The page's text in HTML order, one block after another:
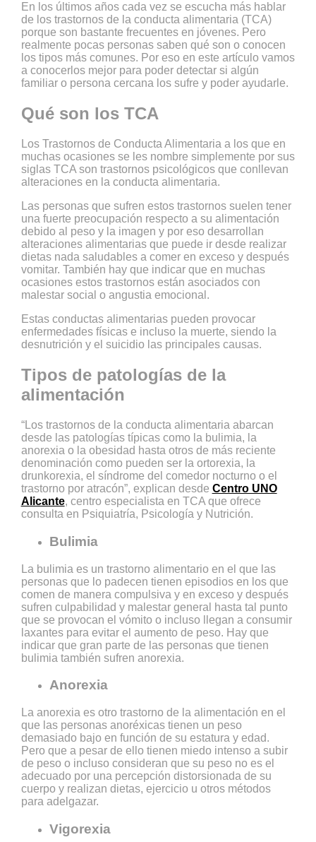
En los últimos años cada vez se escucha más hablar
de los trastornos de la conducta alimentaria (TCA)
porque son bastante frecuentes en jóvenes. Pero
realmente pocas personas saben qué son o conocen
los tipos más comunes. Por eso en este artículo vamos
a conocerlos mejor para poder detectar si algún
familiar o persona cercana los sufre y poder ayudarle.
Qué son los TCA
Los Trastornos de Conducta Alimentaria a los que en
muchas ocasiones se les nombre simplemente por sus
siglas TCA son trastornos psicológicos que conllevan
alteraciones en la conducta alimentaria.
Las personas que sufren estos trastornos suelen tener
una fuerte preocupación respecto a su alimentación
debido al peso y la imagen y por eso desarrollan
alteraciones alimentarias que puede ir desde realizar
dietas nada saludables a comer en exceso y después
vomitar. También hay que indicar que en muchas
ocasiones estos trastornos están asociados con
malestar social o angustia emocional.
Estas conductas alimentarias pueden provocar
enfermedades físicas e incluso la muerte, siendo la
desnutrición y el suicidio las principales causas.
Tipos de patologías de la
alimentación
“Los trastornos de la conducta alimentaria abarcan
desde las patologías típicas como la bulimia, la
anorexia o la obesidad hasta otros de más reciente
denominación como pueden ser la ortorexia, la
drunkorexia, el síndrome del comedor nocturno o el
trastorno por atracón”, explican desde Centro UNO
Alicante, centro especialista en TCA que ofrece
consulta en Psiquiatría, Psicología y Nutrición.
Bulimia
La bulimia es un trastorno alimentario en el que las
personas que lo padecen tienen episodios en los que
comen de manera compulsiva y en exceso y después
sufren culpabilidad y malestar general hasta tal punto
que se provocan el vómito o incluso llegan a consumir
laxantes para evitar el aumento de peso. Hay que
indicar que gran parte de las personas que tienen
bulimia también sufren anorexia.
Anorexia
La anorexia es otro trastorno de la alimentación en el
que las personas anoréxicas tienen un peso
demasiado bajo en función de su estatura y edad.
Pero que a pesar de ello tienen miedo intenso a subir
de peso o incluso consideran que su peso no es el
adecuado por una percepción distorsionada de su
cuerpo y realizan dietas, ejercicio u otros métodos
para adelgazar.
Vigorexia